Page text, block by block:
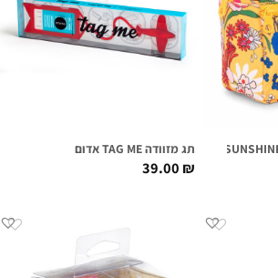
תג מזוודה TAG ME אדום
39.00₪